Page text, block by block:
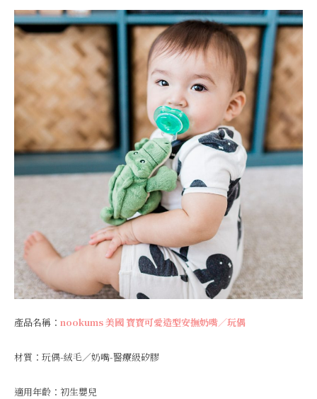
產品名稱： nookums 美國 寶寶可愛造型安撫奶嘴／玩偶
材質：玩偶-絨毛／奶嘴-醫療級矽膠
適用年齡：初生嬰兒